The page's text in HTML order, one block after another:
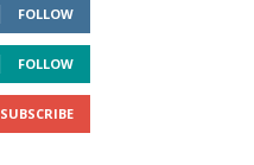
FOLLOW
FOLLOW
SUBSCRIBE